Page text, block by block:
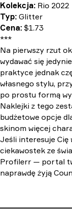
Kolekcja: Rio 2022
Typ: Glitter
Cena: $1.73
***
Na pierwszy rzut
wydawać się
praktyce jednak
własnego stylu,
po prostu formą
Naklejki z tego
budżetowe opcje
skinom więcej
Jeśli interesuje Cię
ciekawostek ze
Profilerr — portal
naprawdę żyją